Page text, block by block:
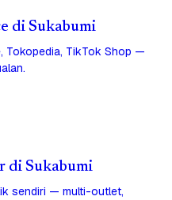
di Sukabumi
Tokopedia, TikTok Shop —
di Sukabumi
sendiri — multi-outlet,